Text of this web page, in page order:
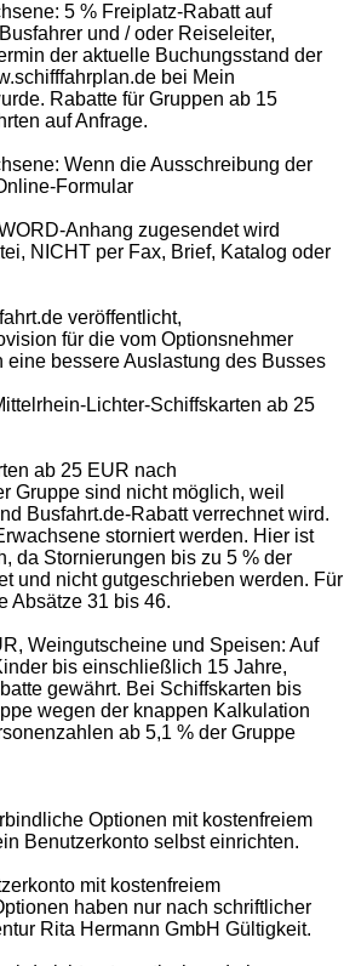
5 % Freiplatz-Rabatt auf
und / oder Reiseleiter,
der aktuelle Buchungsstand der
bei Mein
Rabatte für Gruppen ab 15
auf Anfrage.
Wenn die Ausschreibung der
Formular
Anhang zugesendet wird
NICHT per Fax, Brief, Katalog oder
veröffentlicht,
für die vom Optionsnehmer
bessere Auslastung des Busses
Lichter-Schiffskarten ab 25
ab 25 EUR nach
Gruppe sind nicht möglich, weil
Busfahrt.de-Rabatt verrechnet wird.
storniert werden. Hier ist
da Stornierungen bis zu 5 % der
und nicht gutgeschrieben werden. Für
Absätze 31 bis 46.
Weingutscheine und Speisen: Auf
bis einschließlich 15 Jahre,
gewährt. Bei Schiffskarten bis
wegen der knappen Kalkulation
ab 5,1 % der Gruppe
Optionen mit kostenfreiem
Benutzerkonto selbst einrichten.
mit kostenfreiem
haben nur nach schriftlicher
Rita Hermann GmbH Gültigkeit.